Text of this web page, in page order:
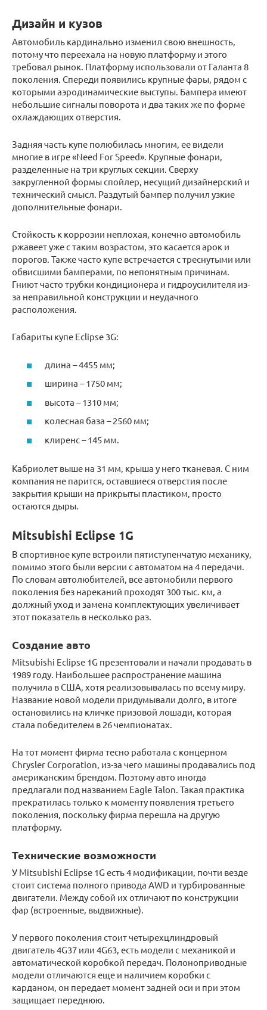
Дизайн и кузов
Автомобиль кардинально изменил свою внешность,
потому что переехала на новую платформу и этого
требовал рынок. Платформу использовали от Галанта 8
поколения. Спереди появились крупные фары, рядом с
которыми аэродинамические выступы. Бампера имеют
небольшие сигналы поворота и два таких же по форме
охлаждающих отверстия.
Задняя часть купе полюбилась многим, ее видели
многие в игре «Need For Speed». Крупные фонари,
разделенные на три круглых секции. Сверху
закругленной формы спойлер, несущий дизайнерский и
технический смысл. Раздутый бампер получил узкие
дополнительные фонари.
Стойкость к коррозии неплохая, конечно автомобиль
ржавеет уже с таким возрастом, это касается арок и
порогов. Также часто купе встречается с треснутыми или
обвисшими бамперами, по непонятным причинам.
Гниют часто трубки кондиционера и гидроусилителя из-
за неправильной конструкции и неудачного
расположения.
Габариты купе Eclipse 3G:
длина – 4455 мм;
ширина – 1750 мм;
высота – 1310 мм;
колесная база – 2560 мм;
клиренс – 145 мм.
Кабриолет выше на 31 мм, крыша у него тканевая. С ним
компания не парится, оставшиеся отверстия после
закрытия крыши на прикрыты пластиком, просто
остаются дыры.
Mitsubishi Eclipse 1G
В спортивное купе встроили пятиступенчатую механику,
помимо этого были версии с автоматом на 4 передачи.
По словам автолюбителей, все автомобили первого
поколения без нареканий проходят 300 тыс. км, а
должный уход и замена комплектующих увеличивает
этот показатель в несколько раз.
Создание авто
Mitsubishi Eclipse 1G презентовали и начали продавать в
1989 году. Наибольшее распространение машина
получила в США, хотя реализовывалась по всему миру.
Название новой модели придумывали долго, в итоге
остановились на кличке призовой лошади, которая
стала победителем в 26 чемпионатах.
На тот момент фирма тесно работала с концерном
Chrysler Corporation, из-за чего машины продавались под
американским брендом. Поэтому авто иногда
предлагали под названием Eagle Talon. Такая практика
прекратилась только к моменту появления третьего
поколения, поскольку фирма перешла на другую
платформу.
Технические возможности
У Mitsubishi Eclipse 1G есть 4 модификации, почти везде
стоит система полного привода AWD и турбированные
двигатели. Между собой их отличают по конструкции
фар (встроенные, выдвижные).
У первого поколения стоит четырехцлиндровый
двигатель 4G37 или 4G63, есть модели с механикой и
автоматической коробкой передач. Полоноприводные
модели отличаются еще и наличием коробки с
карданом, он передает момент задней оси и при этом
защищает переднюю.